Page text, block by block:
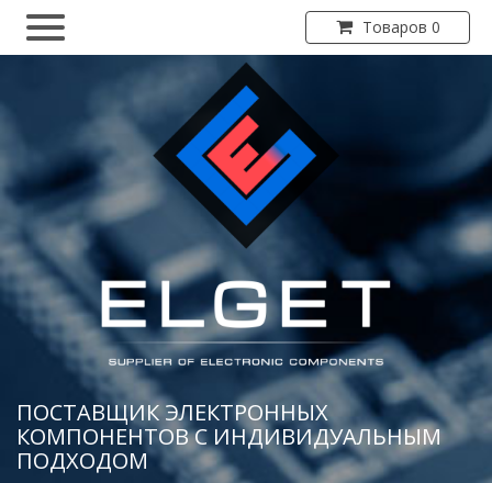
Товаров 0
ПОСТАВЩИК ЭЛЕКТРОННЫХ
КОМПОНЕНТОВ С ИНДИВИДУАЛЬНЫМ
ПОДХОДОМ